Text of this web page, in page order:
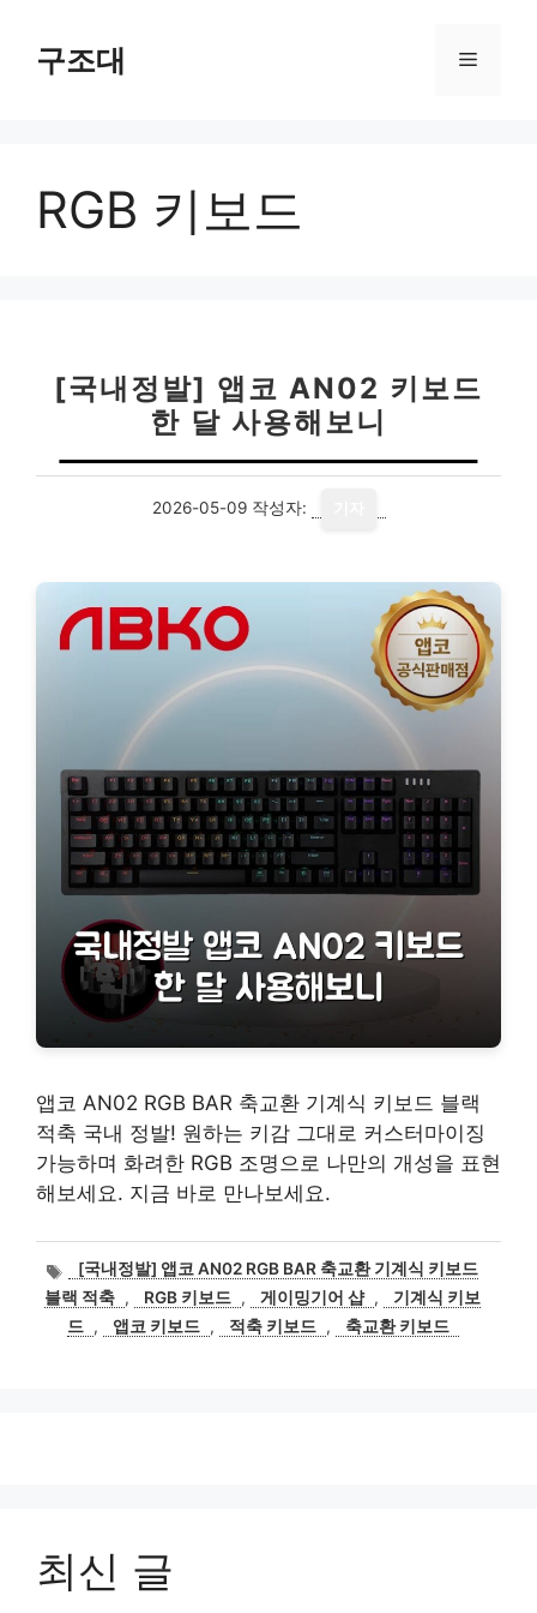
구조대 메
RGB 키보드
[국내정발] 앱코 AN02 키보드
한 달 사용해보니
2026-05-09 작성자:
앱코 AN02 RGB BAR 축교환 기계식 키보드 블랙
적축 국내 정발! 원하는 키감 그대로 커스터마이징
가능하며 화려한 RGB 조명으로 나만의 개성을 표현
해보세요. 지금 바로 만나보세요.
태
그
[국내정발] 앱코 AN02 RGB BAR 축교환 기계식 키보드
블랙 적축 , RGB 키보드 , 게이밍기어 샵 ,
기계식 키보
드 , 앱코 키보드 , 적축 키보드 , 축교환 키보드
최신 글